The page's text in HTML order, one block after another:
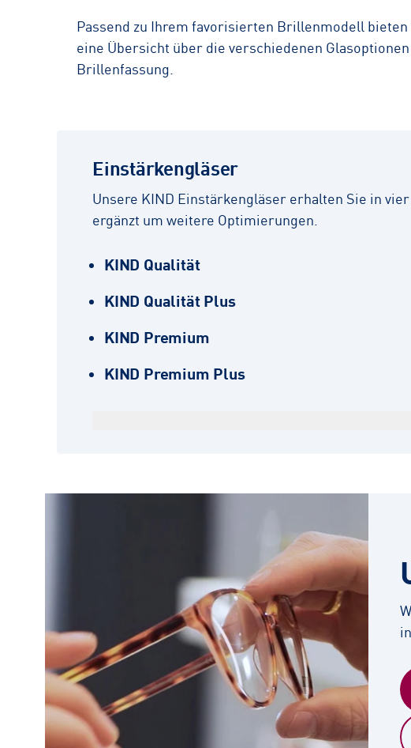
Passend zu Ihrem favorisierten Brillenmodell
eine Übersicht über die verschiedenen
Brillenfassung.
Einstärkengläser
Unsere KIND Einstärkengläser erhalten Sie in
ergänzt um weitere Optimierungen.
KIND Qualität
KIND Qualität Plus
KIND Premium
KIND Premium Plus